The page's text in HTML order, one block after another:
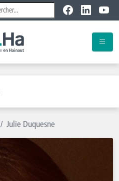
Julie Duquesne